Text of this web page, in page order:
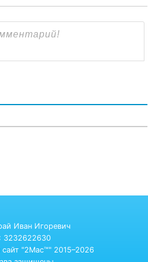
Иван Игоревич
3232622630
"2Mac™" 2015–2026